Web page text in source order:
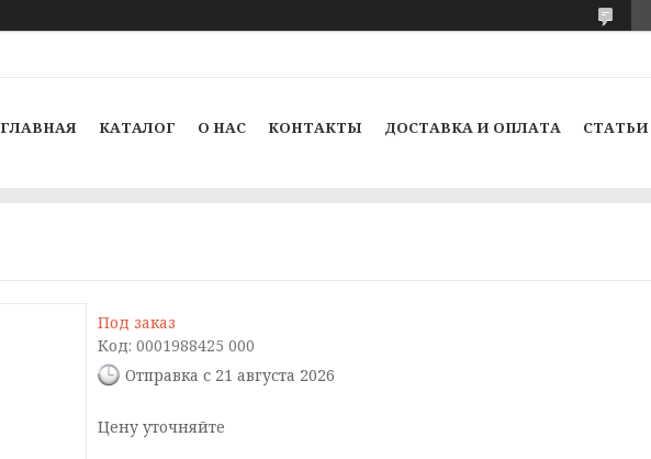
ГЛАВНАЯ КАТАЛОГ О НАС КОНТАКТЫ ДОСТАВКА И ОПЛАТА СТАТЬИ
Под заказ
Код: 0001988425 000
Отправка с 21 августа 2026
Цену уточняйте